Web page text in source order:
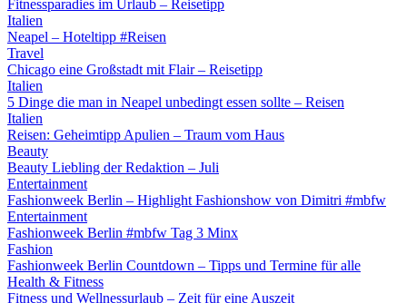
Fitnessparadies im Urlaub – Reisetipp
Italien
Neapel – Hoteltipp #Reisen
Travel
Chicago eine Großstadt mit Flair – Reisetipp
Italien
5 Dinge die man in Neapel unbedingt essen sollte – Reisen
Italien
Reisen: Geheimtipp Apulien – Traum vom Haus
Beauty
Beauty Liebling der Redaktion – Juli
Entertainment
Fashionweek Berlin – Highlight Fashionshow von Dimitri #mbfw
Entertainment
Fashionweek Berlin #mbfw Tag 3 Minx
Fashion
Fashionweek Berlin Countdown – Tipps und Termine für alle
Health & Fitness
Fitness und Wellnessurlaub – Zeit für eine Auszeit